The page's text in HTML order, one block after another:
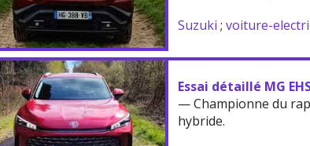
Suzuki ;voiture-
Essai détaillé MG
— Championne du
hybride.